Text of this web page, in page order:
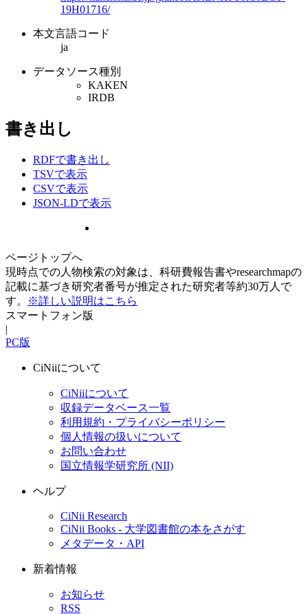
19H01716/
本文言語コード
ja
データソース種別
KAKEN
IRDB
書き出し
RDFで書き出し
TSVで表示
CSVで表示
JSON-LDで表示
ページトップへ
現時点での人物検索の対象は、科研費報告書やresearchmapの
記載に基づき研究者番号が推定された研究者等約30万人で
す。
※詳しい説明はこちら
スマートフォン版
|
PC版
CiNiiについて
CiNiiについて
収録データベース一覧
利用規約・プライバシーポリシー
個人情報の扱いについて
お問い合わせ
国立情報学研究所 (NII)
ヘルプ
CiNii Research
CiNii Books - 大学図書館の本をさがす
メタデータ・API
新着情報
お知らせ
RSS